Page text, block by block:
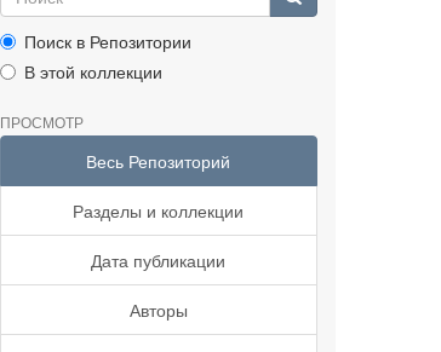
Поиск в Репозитории
В этой коллекции
ПРОСМОТР
Весь Репозиторий
Разделы и коллекции
Дата публикации
Авторы